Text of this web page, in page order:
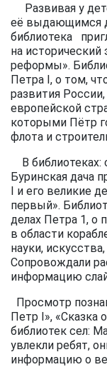
Развивая у
её выдающимся
библиотека
на
реформы».
Петра I, о том,
развития
европейской
которыми Пётр
флота и
В библиотеках:
Буринская дача
I и его великие
первый».
делах Петра 1, о
в области
науки,
Сопровождали
информацию
Просмотр
Петр I», «Сказка
библиотек сел:
увлекли ребят,
информацию о